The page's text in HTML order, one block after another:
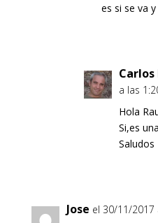
es si se va
Carlos
a las
Hola
Si,es
Saludos
Jose el 30/11/2017